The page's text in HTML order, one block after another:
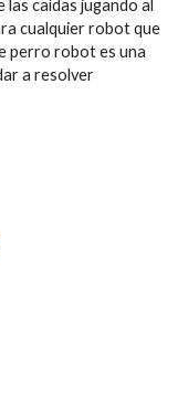
caídas jugando al
cualquier robot que
perro robot es una
a resolver